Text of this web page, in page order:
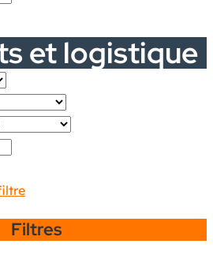
et logistique
Filtres